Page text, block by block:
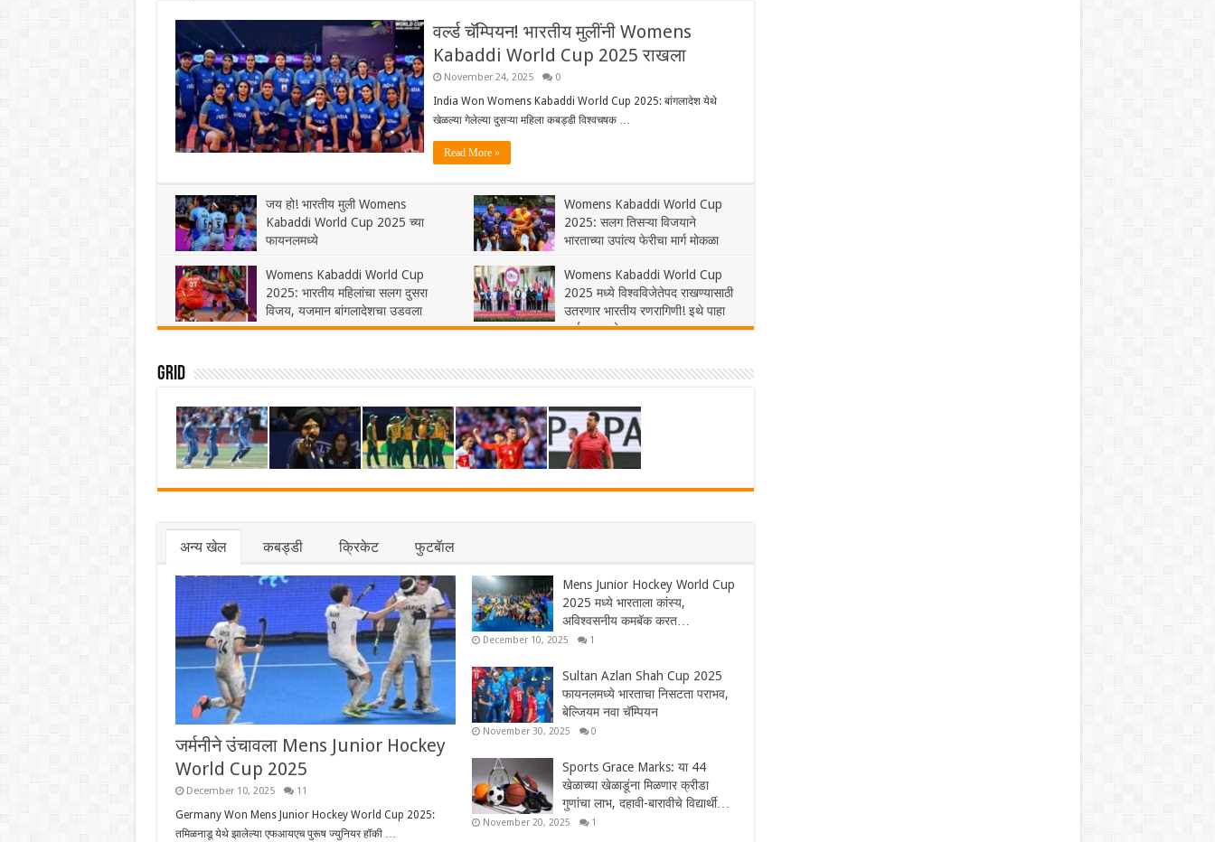
वर्ल्ड चॅम्पियन! भारतीय मुलींनी Womens
Kabaddi World Cup 2025 राखला
November 24, 2025 0
India Won Womens Kabaddi World Cup 2025: बांगलादेश येथे
खेळल्या गेलेल्या दुसऱ्या महिला कबड्डी विश्वचषक …
Read More »
जय हो! भारतीय मुली Womens
Kabaddi World Cup 2025 च्या
फायनलमध्ये
Womens Kabaddi World Cup
2025: सलग तिसऱ्या विजयाने
भारताच्या उपांत्य फेरीचा मार्ग मोकळा
Womens Kabaddi World Cup
2025: भारतीय महिलांचा सलग दुसरा
विजय, यजमान बांगलादेशचा उडवला
धुव्वा
Womens Kabaddi World Cup
2025 मध्ये विश्वविजेतेपद राखण्यासाठी
उतरणार भारतीय रणरागिणी! इथे पाहा
लाईव्ह सामने
Grid
अन्य खेल कबड्डी क्रिकेट फुटबॅाल
जर्मनीने उंचावला Mens Junior Hockey
World Cup 2025
December 10, 2025 11
Germany Won Mens Junior Hockey World Cup 2025:
तमिळनाडू येथे झालेल्या एफआयएच पुरूष ज्युनियर हॉकी …
Mens Junior Hockey World Cup
2025 मध्ये भारताला कांस्य,
अविश्वसनीय कमबॅक करत…
December 10, 2025 1
Sultan Azlan Shah Cup 2025
फायनलमध्ये भारताचा निसटता पराभव,
बेल्जियम नवा चॅम्पियन
November 30, 2025 0
Sports Grace Marks: या 44
खेळाच्या खेळाडूंना मिळणार क्रीडा
गुणांचा लाभ, दहावी-बारावीचे विद्यार्थी…
November 20, 2025 1